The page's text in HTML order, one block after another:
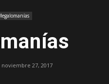
Noticias
noviembre 27, 2017